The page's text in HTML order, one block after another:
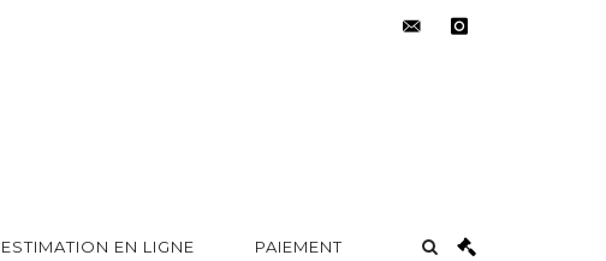
ESTIMATION EN LIGNE PAIEMENT